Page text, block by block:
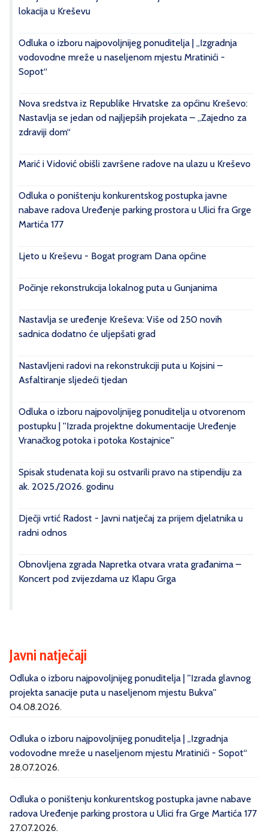
lokacija u Kreševu
Odluka o izboru najpovoljnijeg ponuditelja | „Izgradnja
vodovodne mreže u naseljenom mjestu Mratinići -
Sopot“
Nova sredstva iz Republike Hrvatske za općinu Kreševo:
Nastavlja se jedan od najljepših projekata – „Zajedno za
zdraviji dom“
Marić i Vidović obišli završene radove na ulazu u Kreševo
Odluka o poništenju konkurentskog postupka javne
nabave radova Uređenje parking prostora u Ulici fra Grge
Martića 177
Ljeto u Kreševu - Bogat program Dana općine
Počinje rekonstrukcija lokalnog puta u Gunjanima
Nastavlja se uređenje Kreševa: Više od 250 novih
sadnica dodatno će uljepšati grad
Nastavljeni radovi na rekonstrukciji puta u Kojsini –
Asfaltiranje sljedeći tjedan
Odluka o izboru najpovoljnijeg ponuditelja u otvorenom
postupku | ''Izrada projektne dokumentacije Uređenje
Vranačkog potoka i potoka Kostajnice''
Spisak studenata koji su ostvarili pravo na stipendiju za
ak. 2025./2026. godinu
Dječji vrtić Radost - Javni natječaj za prijem djelatnika u
radni odnos
Obnovljena zgrada Napretka otvara vrata građanima –
Koncert pod zvijezdama uz Klapu Grga
Javni natječaji
Odluka o izboru najpovoljnijeg ponuditelja | ''Izrada glavnog
projekta sanacije puta u naseljenom mjestu Bukva''
04.08.2026.
Odluka o izboru najpovoljnijeg ponuditelja | „Izgradnja
vodovodne mreže u naseljenom mjestu Mratinići - Sopot“
28.07.2026.
Odluka o poništenju konkurentskog postupka javne nabave
radova Uređenje parking prostora u Ulici fra Grge Martića 177
27.07.2026.